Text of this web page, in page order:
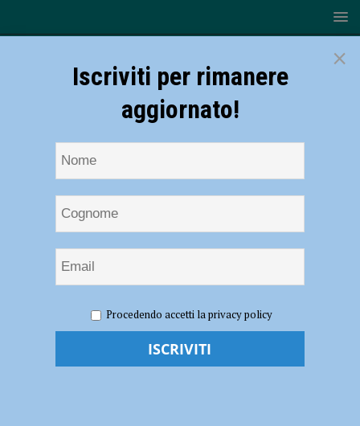
infermiere al reparto di diagnosi e cura, inizia il processo per una
Aggredì tre infermiere al reparto di
×
Iscriviti per rimanere
aggiornato!
Procedendo accetti la privacy policy